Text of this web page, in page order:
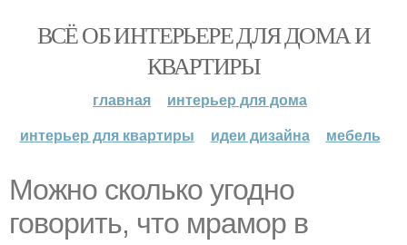
ВСЁ ОБ ИНТЕРЬЕРЕ ДЛЯ ДОМА И
КВАРТИРЫ
главная
интерьер для дома
интерьер для квартиры
идеи дизайна мебель
Можно сколько угодно
говорить, что мрамор в